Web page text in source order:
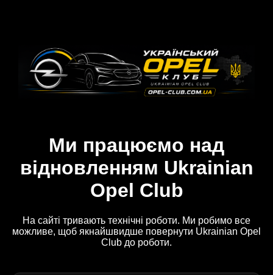
Ми працюємо над
відновленням Ukrainian
Opel Club
На сайті тривають технічні роботи. Ми робимо все
можливе, щоб якнайшвидше повернути Ukrainian Opel
Club до роботи.